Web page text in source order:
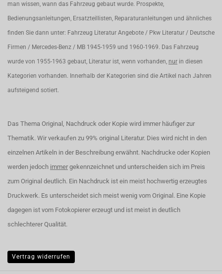
man wissen, wann das Fahrzeug gebaut wurde. Prospekte,
Bedienungsanleitungen, Ersatzteillisten, Reparaturanleitungen und ähnliches
finden Sie dann unter: Fahrzeug Literatur Angebote / Pkw Literatur / Deutsche
Firmen / Mercedes-Benz / MB 1945-1959 und 1960-1969. Das Fahrzeug
wurde von 1955-1963 gebaut, Literatur ist, wenn vorhanden, nur in diesen
Kategorien vorhanden. Innerhalb der Kategorien sind die Artikel nach Jahren
aufsteigend sotiert.
Das Thema Original, Nachdruck oder Kopie wird immer häufiger zur
Thematik. Wir verkaufen zu 99% original Literatur. Dies wird nicht in den
einzelnen Artikeln in der Beschreibung erwähnt. Nachdrucke oder Kopien
werden jedoch immer gekennzeichnet und unterscheiden sich im Preis
zum Original deutlich. Ein Nachdruck ist ein meist hochwertig erzeugtes
Druckwerk. Es unterscheidet sich meist wenig vom Original. Eine Kopie
dagegen ist vom Fotokopierer erzeugt und ist meist in deutlich
schlechterer Qualität.
Vertrag widerrufen